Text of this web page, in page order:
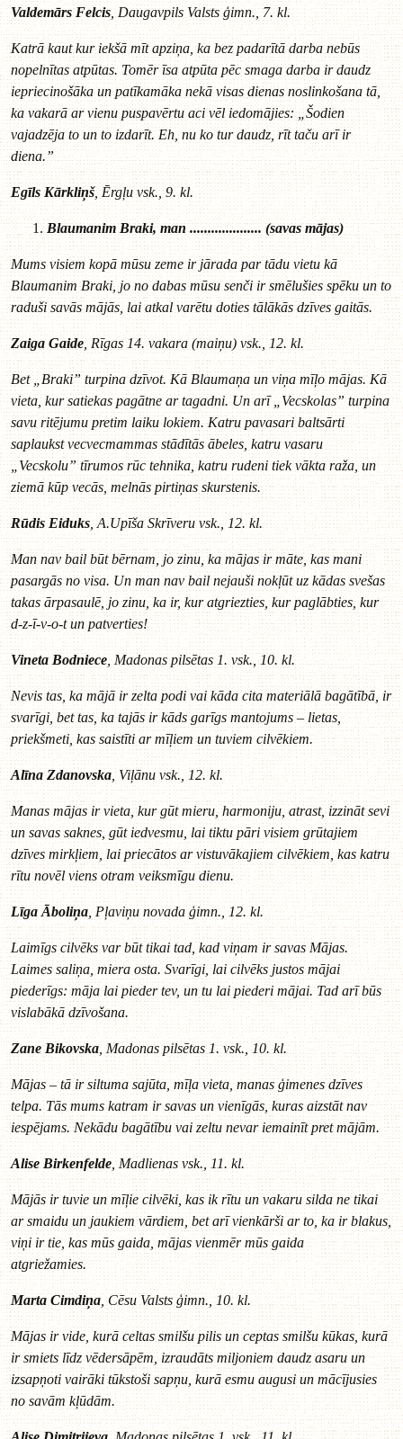
Valdemārs Felcis , Daugavpils Valsts ģimn., 7. kl.
Katrā kaut kur iekšā mīt apziņa, ka bez padarītā darba nebūs
nopelnītas atpūtas. Tomēr īsa atpūta pēc smaga darba ir daudz
iepriecinošāka un patīkamāka nekā visas dienas noslinkošana tā,
ka vakarā ar vienu puspavērtu aci vēl iedomājies: „Šodien
vajadzēja to un to izdarīt. Eh, nu ko tur daudz, rīt taču arī ir
diena.”
Egīls Kārkliņš, Ērgļu vsk., 9. kl.
Blaumanim Braki, man .................... (savas mājas)
Mums visiem kopā mūsu zeme ir jārada par tādu vietu kā
Blaumanim Braki, jo no dabas mūsu senči ir smēlušies spēku un to
raduši savās mājās, lai atkal varētu doties tālākās dzīves gaitās.
Zaiga Gaide , Rīgas 14. vakara (maiņu) vsk., 12. kl.
Bet „Braki” turpina dzīvot. Kā Blaumaņa un viņa mīļo mājas. Kā
vieta, kur satiekas pagātne ar tagadni. Un arī „Vecskolas” turpina
savu ritējumu pretim laiku lokiem. Katru pavasari baltsārti
saplaukst vecvecmammas stādītās ābeles, katru vasaru
„Vecskolu” tīrumos rūc tehnika, katru rudeni tiek vākta raža, un
ziemā kūp vecās, melnās pirtiņas skurstenis.
Rūdis Eiduks, A.Upīša Skrīveru vsk., 12. kl.
Man nav bail būt bērnam, jo zinu, ka mājas ir māte, kas mani
pasargās no visa. Un man nav bail nejauši nokļūt uz kādas svešas
takas ārpasaulē, jo zinu, ka ir, kur atgriezties, kur paglābties, kur
d-z-ī-v-o-t un patverties!
Vineta Bodniece , Madonas pilsētas 1. vsk., 10. kl.
Nevis tas, ka mājā ir zelta podi vai kāda cita materiālā bagātībā, ir
svarīgi, bet tas, ka tajās ir kāds garīgs mantojums – lietas,
priekšmeti, kas saistīti ar mīļiem un tuviem cilvēkiem.
Alīna Zdanovska , Viļānu vsk., 12. kl.
Manas mājas ir vieta, kur gūt mieru, harmoniju, atrast, izzināt sevi
un savas saknes, gūt iedvesmu, lai tiktu pāri visiem grūtajiem
dzīves mirkļiem, lai priecātos ar vistuvākajiem cilvēkiem, kas katru
rītu novēl viens otram veiksmīgu dienu.
Līga Āboliņa , Pļaviņu novada ģimn., 12. kl.
Laimīgs cilvēks var būt tikai tad, kad viņam ir savas Mājas.
Laimes saliņa, miera osta. Svarīgi, lai cilvēks justos mājai
piederīgs: māja lai pieder tev, un tu lai piederi mājai. Tad arī būs
vislabākā dzīvošana.
Zane Bikovska, Madonas pilsētas 1. vsk., 10. kl.
Mājas – tā ir siltuma sajūta, mīļa vieta, manas ģimenes dzīves
telpa. Tās mums katram ir savas un vienīgās, kuras aizstāt nav
iespējams. Nekādu bagātību vai zeltu nevar iemainīt pret mājām.
Alise Birkenfelde , Madlienas vsk., 11. kl.
Mājās ir tuvie un mīļie cilvēki, kas ik rītu un vakaru silda ne tikai
ar smaidu un jaukiem vārdiem, bet arī vienkārši ar to, ka ir blakus,
viņi ir tie, kas mūs gaida, mājas vienmēr mūs gaida
atgriežamies.
Marta Cimdiņa , Cēsu Valsts ģimn., 10. kl.
Mājas ir vide, kurā celtas smilšu pilis un ceptas smilšu kūkas, kurā
ir smiets līdz vēdersāpēm, izraudāts miljoniem daudz asaru un
izsapņoti vairāki tūkstoši sapņu, kurā esmu augusi un mācījusies
no savām kļūdām.